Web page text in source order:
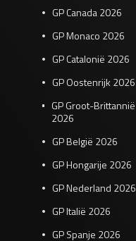
GP Canada 2026
GP Monaco 2026
GP Catalonië 2026
GP Oostenrijk 2026
GP Groot-Brittannië
2026
GP België 2026
GP Hongarije 2026
GP Nederland 2026
GP Italië 2026
GP Spanje 2026